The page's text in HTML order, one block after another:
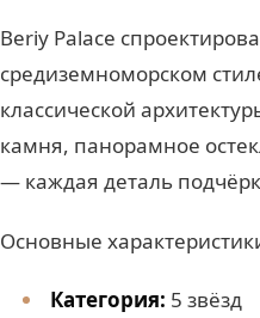
Beriy Palace
средиземноморском
классической
камня, панорамное
— каждая деталь
Основные
Категория: 5 звёзд